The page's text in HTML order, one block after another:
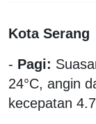
Kota Serang
- Pagi:
24°C, angin
kecepatan